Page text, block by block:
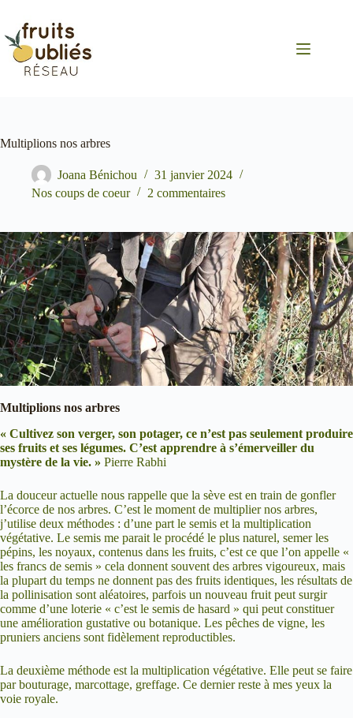
contenu
Multiplions nos arbres
Joana Bénichou
31 janvier 2024
Nos coups de coeur
2 commentaires
Multiplions nos arbres
« Cultivez son verger, son potager, ce n’est pas seulement produire
ses fruits et ses légumes. C’est apprendre à s’émerveiller du
mystère de la vie. » Pierre Rabhi
La douceur actuelle nous rappelle que la sève est en train de gonfler
l’écorce de nos arbres. C’est le moment de multiplier nos arbres,
j’utilise deux méthodes : d’une part le semis et la multiplication
végétative. Le semis me parait le procédé le plus naturel, semer les
pépins, les noyaux, contenus dans les fruits, c’est ce que l’on appelle «
les francs de semis » cela donnent souvent des arbres vigoureux, mais
la plupart du temps ne donnent pas des fruits identiques, les résultats de
la pollinisation sont aléatoires, parfois un nouveau fruit peut surgir
comme d’une loterie « c’est le semis de hasard » qui peut constituer
une amélioration gustative ou botanique. Les pêches de vigne, les
pruniers anciens sont fidèlement reproductibles.
La deuxième méthode est la multiplication végétative. Elle peut se faire
par bouturage, marcottage, greffage. Ce dernier reste à mes yeux la
voie royale.